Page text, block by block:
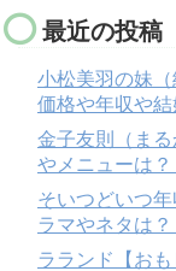
最近の投稿
小松美羽の妹
価格や年収や結
金子友則（ま
やメニューは？
そいつどいつ
ラマやネタは？
ラランド【お